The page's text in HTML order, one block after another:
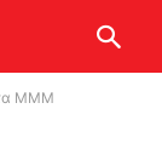
ΜΜΜ